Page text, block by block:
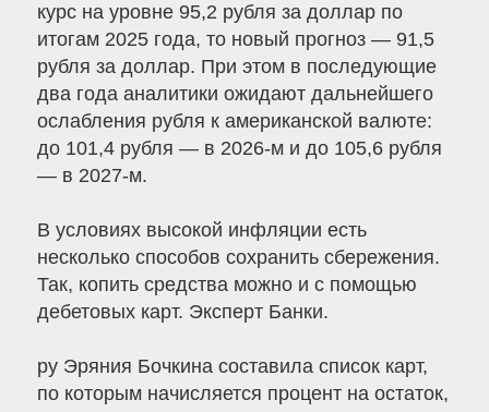
курс на уровне 95,2 рубля за доллар по
итогам 2025 года, то новый прогноз — 91,5
рубля за доллар. При этом в последующие
два года аналитики ожидают дальнейшего
ослабления рубля к американской валюте:
до 101,4 рубля — в 2026-м и до 105,6 рубля
— в 2027-м.
В условиях высокой инфляции есть
несколько способов сохранить сбережения.
Так, копить средства можно и с помощью
дебетовых карт. Эксперт Банки.
ру Эряния Бочкина составила список карт,
по которым начисляется процент на остаток,